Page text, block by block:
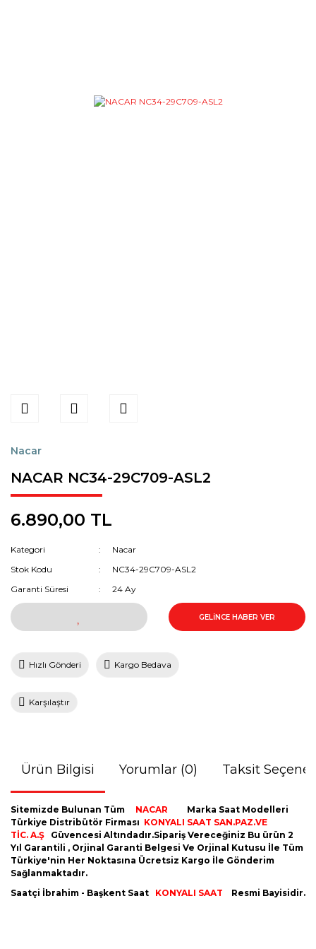
Nacar
NACAR NC34-29C709-ASL2
6.890,00 TL
Kategori
Nacar
Stok Kodu
NC34-29C709-ASL2
Garanti Süresi
24 Ay
GELİNCE HABER VER
Hızlı Gönderi Kargo Bedava
Karşılaştır
Ürün Bilgisi Yorumlar (0) Taksit
Sitemizde Bulunan Tüm NACAR
Marka Saat Modelleri
Türkiye Distribütör Firması KONYALI SAAT SAN.PAZ.VE
TİC. A.Ş
Güvencesi Altındadır.Sipariş Vereceğiniz Bu ürün 2
Yıl Garantili , Orjinal Garanti Belgesi Ve Orjinal Kutusu İle Tüm
Türkiye'nin Her Noktasına Ücretsiz Kargo İle Gönderim
Sağlanmaktadır.
Saatçi İbrahim - Başkent Saat KONYALI SAAT Resmi Bayisidir.